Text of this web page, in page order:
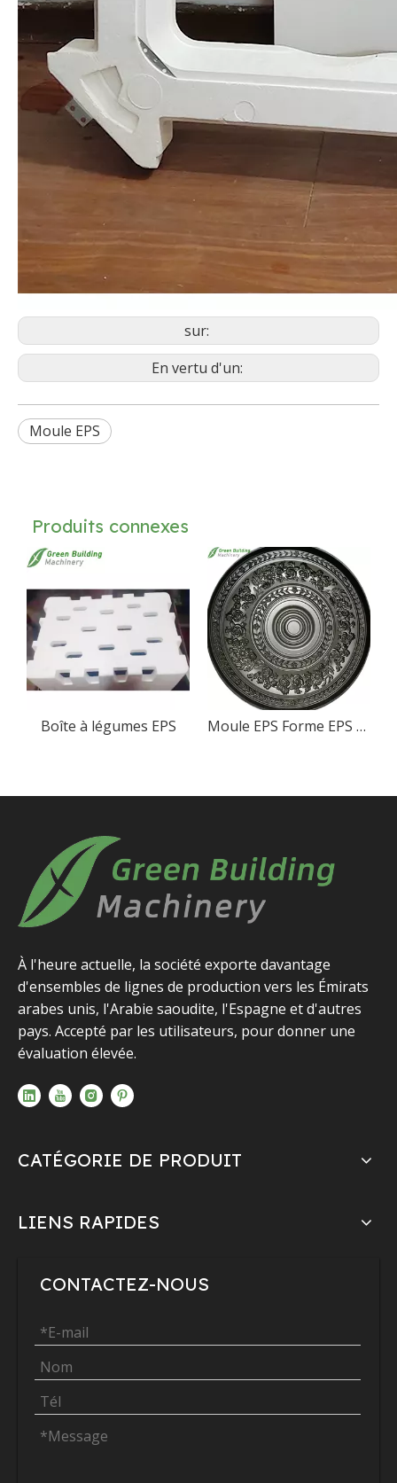
sur:
En vertu d'un:
Moule EPS
Produits connexes
Boîte à légumes EPS Moule EPS Forme EPS Boîte de moule Forme de moule en relief
À l'heure actuelle, la société exporte davantage
d'ensembles de lignes de production vers les Émirats
arabes unis, l'Arabie saoudite, l'Espagne et d'autres
pays. Accepté par les utilisateurs, pour donner une
évaluation élevée.
CATÉGORIE DE PRODUIT
LIENS RAPIDES
CONTACTEZ-NOUS